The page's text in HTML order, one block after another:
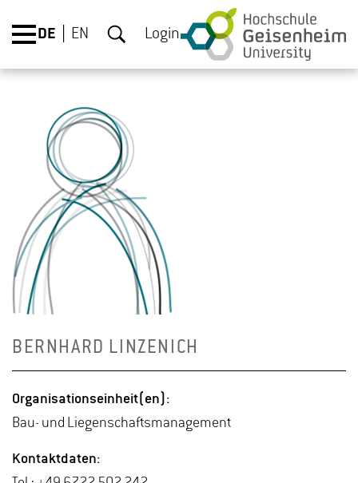
DE EN Login
BERN­HARD LIN­ZE­NICH
Or­ga­ni­sa­ti­ons­ein­heit(en):
Bau- und Lie­gen­schafts­ma­nage­ment
Kon­takt­da­ten: